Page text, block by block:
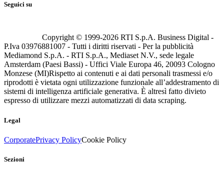
Seguici su
Copyright © 1999-2026 RTI S.p.A. Business Digital -
P.Iva 03976881007 - Tutti i diritti riservati - Per la pubblicità
Mediamond S.p.A. - RTI S.p.A., Mediaset N.V., sede legale
Amsterdam (Paesi Bassi) - Uffici Viale Europa 46, 20093 Cologno
Monzese (MI)Rispetto ai contenuti e ai dati personali trasmessi e/o
riprodotti è vietata ogni utilizzazione funzionale all’addestramento di
sistemi di intelligenza artificiale generativa. È altresì fatto divieto
espresso di utilizzare mezzi automatizzati di data scraping.
Legal
CorporatePrivacy PolicyCookie Policy
Sezioni